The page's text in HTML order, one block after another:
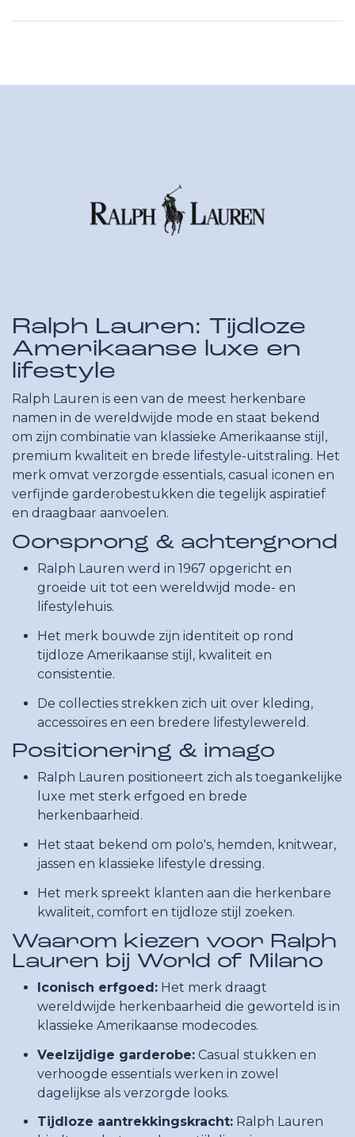
Ralph Lauren: Tijdloze
Amerikaanse luxe en
lifestyle
Ralph Lauren is een van de meest herkenbare
namen in de wereldwijde mode en staat bekend
om zijn combinatie van klassieke Amerikaanse stijl,
premium kwaliteit en brede lifestyle-uitstraling. Het
merk omvat verzorgde essentials, casual iconen en
verfijnde garderobestukken die tegelijk aspiratief
en draagbaar aanvoelen.
Oorsprong & achtergrond
Ralph Lauren werd in 1967 opgericht en
groeide uit tot een wereldwijd mode- en
lifestylehuis.
Het merk bouwde zijn identiteit op rond
tijdloze Amerikaanse stijl, kwaliteit en
consistentie.
De collecties strekken zich uit over kleding,
accessoires en een bredere lifestylewereld.
Positionering & imago
Ralph Lauren positioneert zich als toegankelijke
luxe met sterk erfgoed en brede
herkenbaarheid.
Het staat bekend om polo's, hemden, knitwear,
jassen en klassieke lifestyle dressing.
Het merk spreekt klanten aan die herkenbare
kwaliteit, comfort en tijdloze stijl zoeken.
Waarom kiezen voor Ralph
Lauren bij World of Milano
Iconisch erfgoed: Het merk draagt
wereldwijde herkenbaarheid die geworteld is in
klassieke Amerikaanse modecodes.
Veelzijdige garderobe: Casual stukken en
verhoogde essentials werken in zowel
dagelijkse als verzorgde looks.
Tijdloze aantrekkingskracht: Ralph Lauren